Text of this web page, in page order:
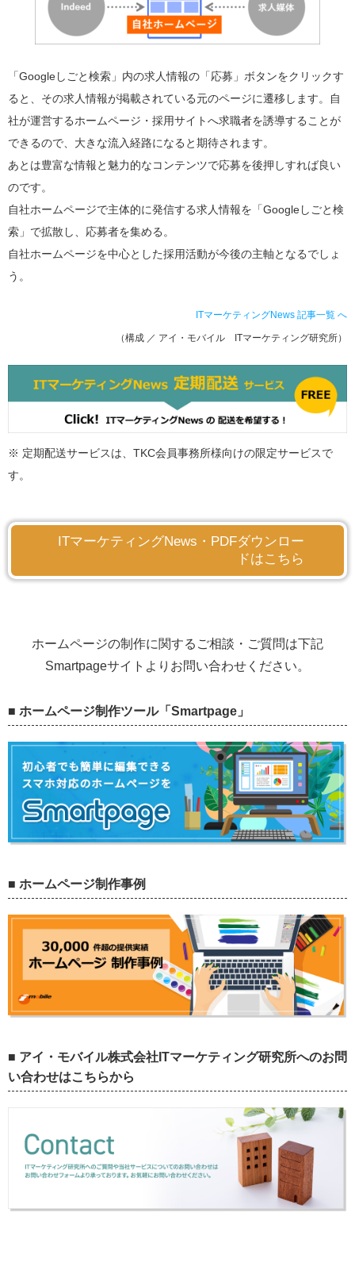
「Googleしごと検索」内の求人情報の「応募」ボタンをクリックす
ると、その求人情報が掲載されている元のページに遷移します。自
社が運営するホームページ・採用サイトへ求職者を誘導することが
できるので、大きな流入経路になると期待されます。
あとは豊富な情報と魅力的なコンテンツで応募を後押しすれば良い
のです。
自社ホームページで主体的に発信する求人情報を「Googleしごと検
索」で拡散し、応募者を集める。
自社ホームページを中心とした採用活動が今後の主軸となるでしょ
う。
ITマーケティングNews 記事一覧 へ
（構成 ／ アイ・モバイル ITマーケティング研究所）
※ 定期配送サービスは、TKC会員事務所様向けの限定サービスで
す。
ITマーケティングNews・PDFダウンロー
ドはこちら
ホームページの制作に関するご相談・ご質問は下記
Smartpageサイトよりお問い合わせください。
■ ホームページ制作ツール「Smartpage」
■ ホームページ制作事例
■ アイ・モバイル株式会社ITマーケティング研究所へのお問
い合わせはこちらから